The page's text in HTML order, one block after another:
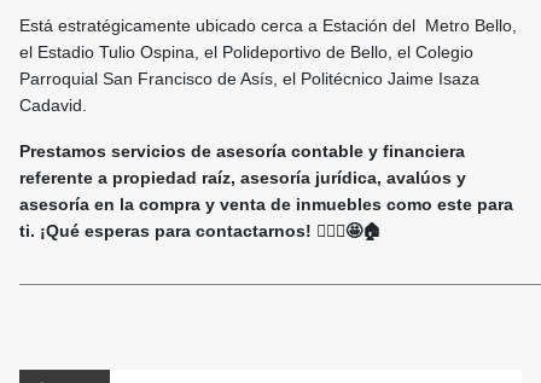
Está estratégicamente ubicado cerca a Estación del Metro Bello,
el Estadio Tulio Ospina, el Polideportivo de Bello, el Colegio
Parroquial San Francisco de Asís, el Politécnico Jaime Isaza
Cadavid.
Prestamos servicios de asesoría contable y financiera
referente a propiedad raíz, asesoría jurídica, avalúos y
asesoría en la compra y venta de inmuebles como este para
ti. ¡Qué esperas para contactarnos! 🙋🏻‍♀️🤩🏠